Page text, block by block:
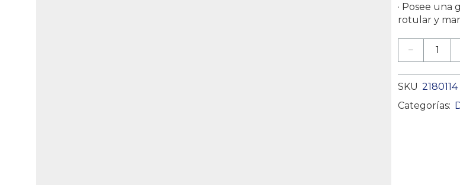
· Posee
rotular y
SKU 2180114
Categorías: